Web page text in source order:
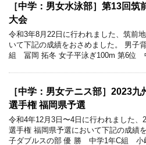
［中学：男女水泳部］第13回
大会
令和3年8月22日に行われました、筑前
いて下記の成績をおさめました。 男
組 冨岡 拓冬 女子平泳ぎ100m 第6位
［中学：男女テニス部］2023
選手権 福岡県予選
令和4年12月3日〜4日に行われました、
選手権 福岡県予選において下記の成
子ダブルスの部 優 勝 中学1年C組 小